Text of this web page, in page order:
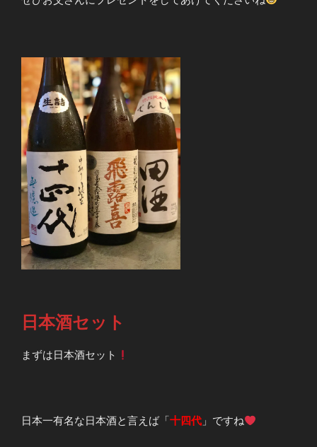
日本酒セット
まずは日本酒セット
日本一有名な日本酒と言えば「十四代 」ですね